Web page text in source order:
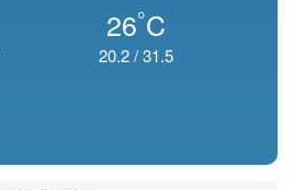
26°C
20.2/31.5